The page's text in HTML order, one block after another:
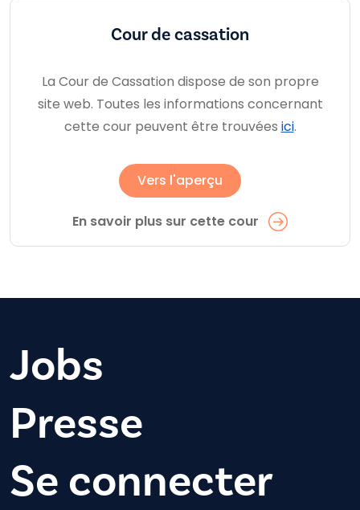
Cour de cassation
La Cour de Cassation dispose de son propre
site web. Toutes les informations concernant
cette cour peuvent être trouvées ici.
Vers l'aperçu
En savoir plus sur cette cour
Jobs
Presse
Se connecter